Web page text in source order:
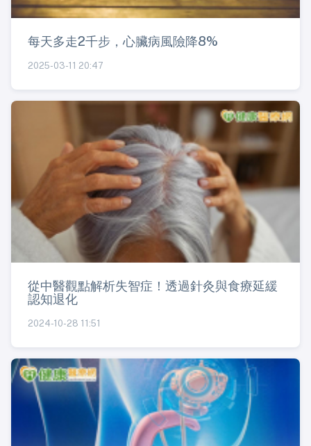
每天多走2千步，心臟病風險降8%
2025-03-11 20:47
從中醫觀點解析失智症！透過針灸與食療延緩
認知退化
2024-10-28 11:51